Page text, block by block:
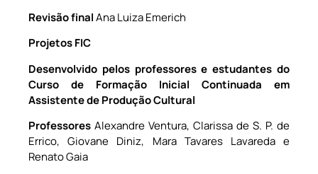
Revisão finalAna Luiza Emerich
Projetos FIC
Desenvolvido pelos professores e estudantes do
Curso de Formação Inicial Continuada em
Assistente de Produção Cultural
Professores Alexandre Ventura, Clarissa de S. P. de
Errico, Giovane Diniz, Mara Tavares Lavareda e
Renato Gaia